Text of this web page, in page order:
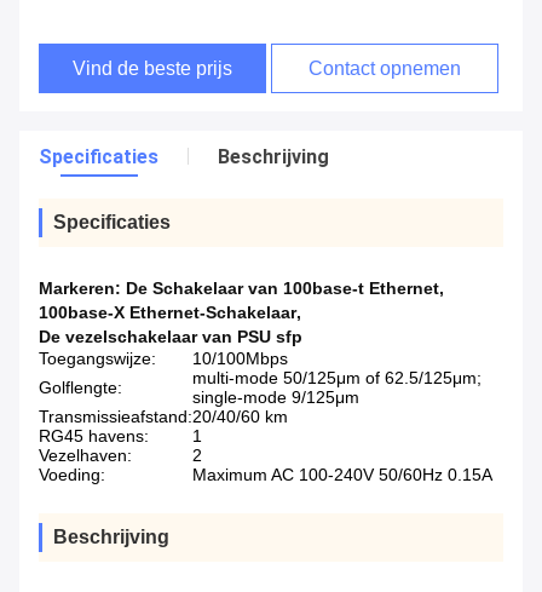
Vind de beste prijs Contact opnemen
Specificaties Beschrijving
Specificaties
Markeren: De Schakelaar van 100base-t Ethernet,
100base-X Ethernet-Schakelaar,
De vezelschakelaar van PSU sfp
Toegangswijze:
10/100Mbps
Golflengte:
multi-mode 50/125μm of 62.5/125μm;
single-mode 9/125μm
Transmissieafstand:20/40/60 km
RG45 havens:
1
Vezelhaven:
2
Voeding:
Maximum AC 100-240V 50/60Hz 0.15A
Beschrijving